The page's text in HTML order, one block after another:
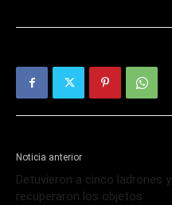
Noticia anterior
Detuvieron a cinco ladrones y
recuperaron los objetos